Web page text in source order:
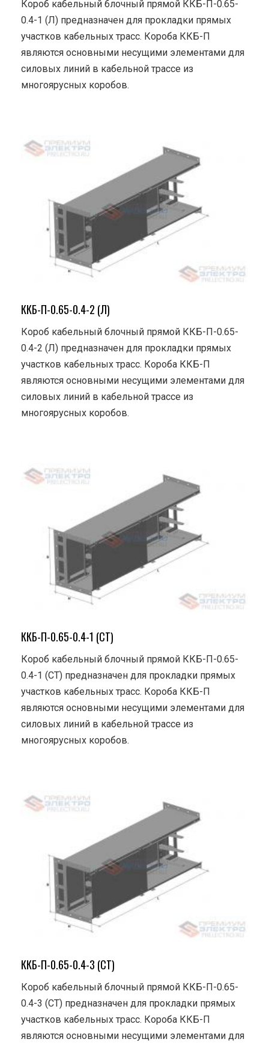
Короб кабельный блочный прямой ККБ-П-0.65-
0.4-1 (Л) предназначен для прокладки прямых
участков кабельных трасс. Короба ККБ-П
являются основными несущими элементами для
силовых линий в кабельной трассе из
многоярусных коробов.
ККБ-П-0.65-0.4-2 (Л)
Короб кабельный блочный прямой ККБ-П-0.65-
0.4-2 (Л) предназначен для прокладки прямых
участков кабельных трасс. Короба ККБ-П
являются основными несущими элементами для
силовых линий в кабельной трассе из
многоярусных коробов.
ККБ-П-0.65-0.4-1 (СТ)
Короб кабельный блочный прямой ККБ-П-0.65-
0.4-1 (СТ) предназначен для прокладки прямых
участков кабельных трасс. Короба ККБ-П
являются основными несущими элементами для
силовых линий в кабельной трассе из
многоярусных коробов.
ККБ-П-0.65-0.4-3 (СТ)
Короб кабельный блочный прямой ККБ-П-0.65-
0.4-3 (СТ) предназначен для прокладки прямых
участков кабельных трасс. Короба ККБ-П
являются основными несущими элементами для